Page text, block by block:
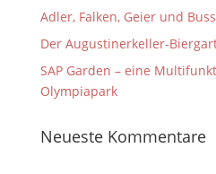
Adler, Falken, Geier und
Der Augustinerkeller-
SAP Garden – eine
Olympiapark
Neueste Kommentare